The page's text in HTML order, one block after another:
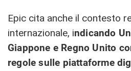
Epic cita anche il contesto
internazionale, indicando
Giappone e Regno Unito
regole sulle piattaforme